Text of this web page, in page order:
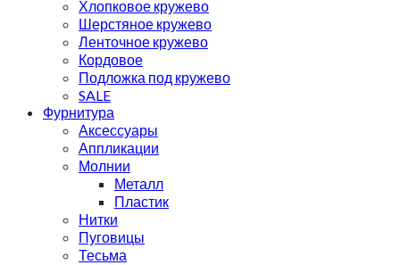
Хлопковое кружево
Шерстяное кружево
Ленточное кружево
Кордовое
Подложка под кружево
SALE
Фурнитура
Аксессуары
Аппликации
Молнии
Металл
Пластик
Нитки
Пуговицы
Тесьма